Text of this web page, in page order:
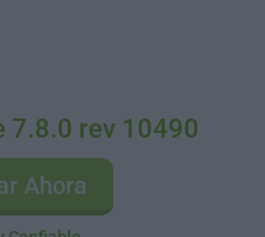
7.8.0 rev 10490
Ahora